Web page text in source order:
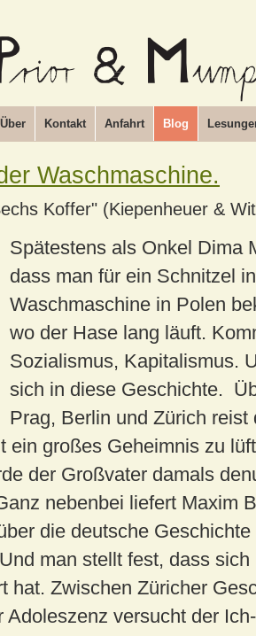
Über Kontakt Anfahrt Blog
Waschmaschine.
Koffer" (Kiepenheuer &
Spätestens als Onkel Dima
dass man für ein Schnitzel
Waschmaschine in Polen
wo der Hase lang läuft.
Sozialismus, Kapitalismus.
sich in diese Geschichte.
Prag, Berlin und Zürich reist
ein großes Geheimnis zu
der Großvater damals
nebenbei liefert Maxim
die deutsche Geschichte
man stellt fest, dass
hat. Zwischen Züricher
Adoleszenz versucht der